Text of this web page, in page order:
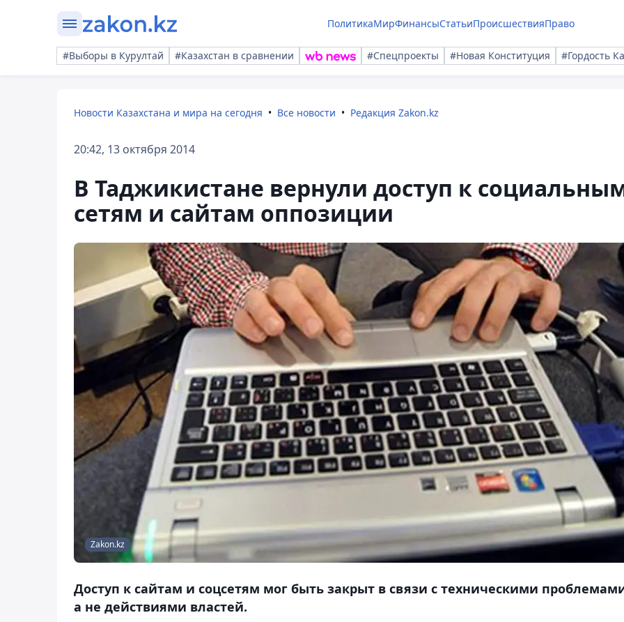
ПолитикаМирФинансыСтатьиПроисшествияПраво
#Выборы в Курултай #Казахстан в сравнении #Спецпроекты #Новая Конституция #Гордость
Новости Казахстана и мира на сегодня Все новости Редакция Zakon.kz
20:42, 13 октября 2014
В Таджикистане вернули доступ к
сетям и сайтам оппозиции
Zakon.kz
Доступ к сайтам и соцсетям мог быть закрыт в связи с техническими
а не действиями властей.